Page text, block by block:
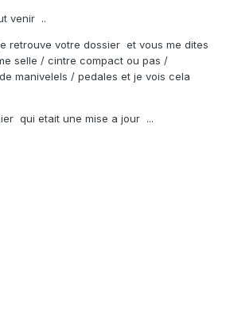
venir ..
retrouve votre dossier et vous me dites
selle / cintre compact ou pas /
manivelels / pedales et je vois cela
qui etait une mise a jour ...